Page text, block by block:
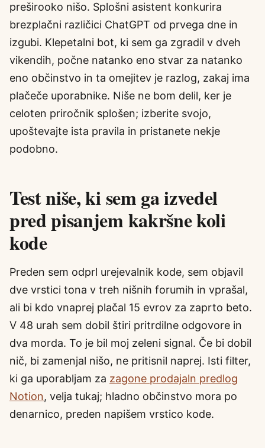
preširooko nišo. Splošni asistent konkurira
brezplačni različici ChatGPT od prvega dne in
izgubi. Klepetalni bot, ki sem ga zgradil v dveh
vikendih, počne natanko eno stvar za natanko
eno občinstvo in ta omejitev je razlog, zakaj ima
plačeče uporabnike. Niše ne bom delil, ker je
celoten priročnik splošen; izberite svojo,
upoštevajte ista pravila in pristanete nekje
podobno.
Test niše, ki sem ga izvedel
pred pisanjem kakršne koli
kode
Preden sem odprl urejevalnik kode, sem objavil
dve vrstici tona v treh nišnih forumih in vprašal,
ali bi kdo vnaprej plačal 15 evrov za zaprto beto.
V 48 urah sem dobil štiri pritrdilne odgovore in
dva morda. To je bil moj zeleni signal. Če bi dobil
nič, bi zamenjal nišo, ne pritisnil naprej. Isti filter,
ki ga uporabljam za zagone prodajaln predlog
Notion, velja tukaj; hladno občinstvo mora po
denarnico, preden napišem vrstico kode.